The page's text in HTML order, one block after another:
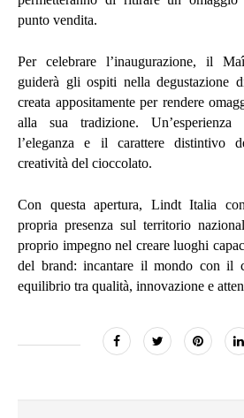
punto vendita.
Per celebrare l’inaugurazione, il
guiderà gli ospiti nella degustazione
creata appositamente per rendere
alla sua tradizione. Un’esperienza
l’eleganza e il carattere distintivo
creatività del cioccolato.
Con questa apertura, Lindt Italia
propria presenza sul territorio
proprio impegno nel creare luoghi
del brand: incantare il mondo con il
equilibrio tra qualità, innovazione e